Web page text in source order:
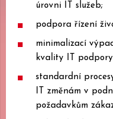
úrovni IT služeb;
podpora řízení
minimalizací
kvality IT
standardní
IT změnám v
požadavkům